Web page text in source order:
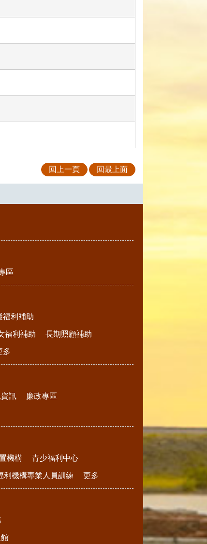
回上一頁 回最上面
區
福利補助
福利補助 長期照顧補助
多
訊 廉政專區
機構 青少福利中心
利機構專業人員訓練 更多